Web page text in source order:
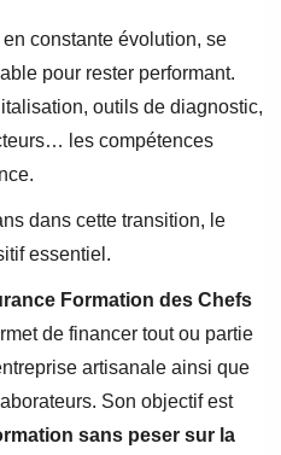
constante évolution, se
pour rester performant.
outils de diagnostic,
les compétences
dans cette transition, le
essentiel.
Formation des Chefs
de financer tout ou partie
artisanale ainsi que
Son objectif est
sans peser sur la